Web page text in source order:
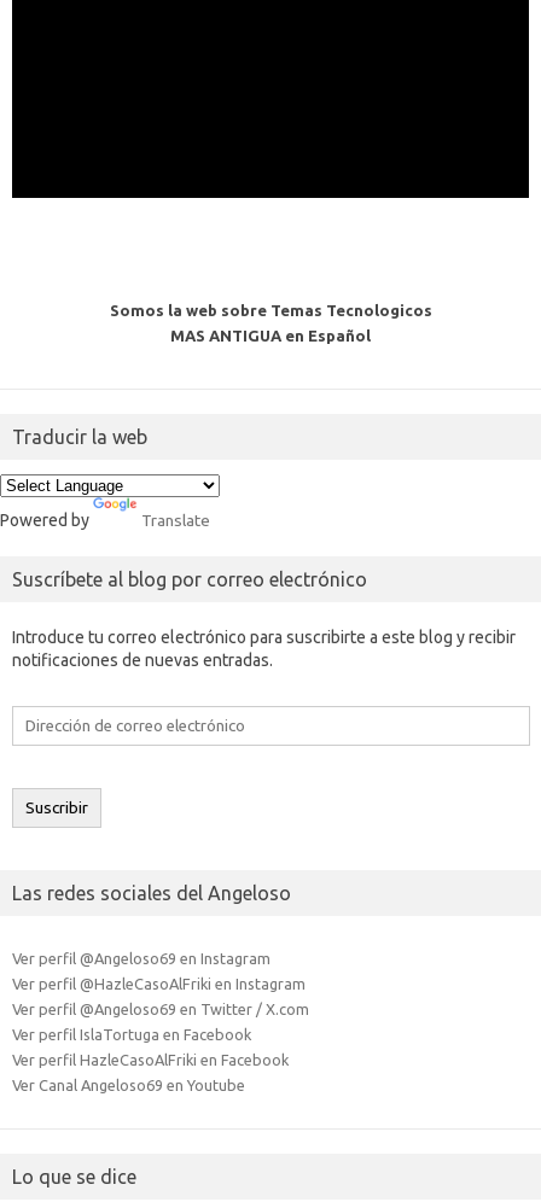
Somos la web sobre Temas Tecnologicos
MAS ANTIGUA en Español
Traducir la web
Powered by Translate
Suscríbete al blog por correo electrónico
Introduce tu correo electrónico para suscribirte a este blog y recibir
notificaciones de nuevas entradas.
Dirección
electrónico
Suscribir
Las redes sociales del Angeloso
Ver perfil @Angeloso69 en Instagram
Ver perfil @HazleCasoAlFriki en Instagram
Ver perfil @Angeloso69 en Twitter / X.com
Ver perfil IslaTortuga en Facebook
Ver perfil HazleCasoAlFriki en Facebook
Ver Canal Angeloso69 en Youtube
Lo que se dice